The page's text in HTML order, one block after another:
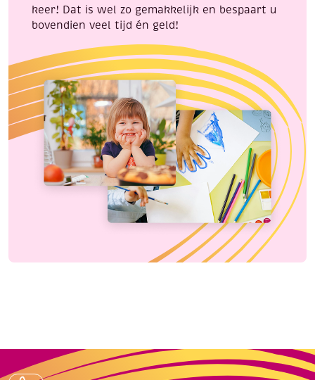
keer! Dat is wel zo gemakkelijk en bespaart u
bovendien veel tijd én geld!